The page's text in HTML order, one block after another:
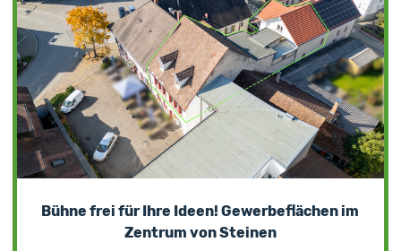
Bühne frei für Ihre Ideen! Gewerbeflächen im
Zentrum von Steinen